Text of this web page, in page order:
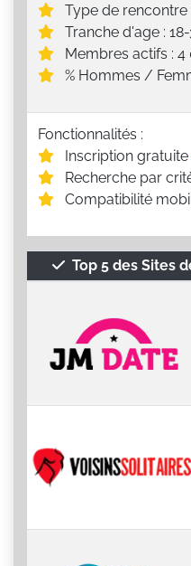
Type de rencontre
Tranche d'age :
Membres actifs :
% Hommes /
Fonctionnalités :
Inscription gratuite
Recherche par
Compatibilité
Top 5 des Sites